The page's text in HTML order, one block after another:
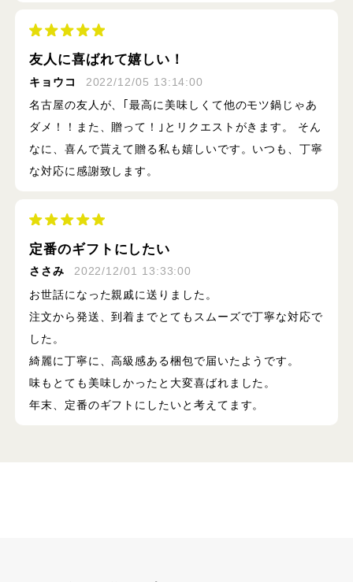
友人に喜ばれて嬉しい！
キョウコ
2022/12/05 13:14:00
名古屋の友人が、｢最高に美味しくて他のモツ鍋じゃあ
ダメ！！また、贈って！｣とリクエストがきます。 そん
なに、喜んで貰えて贈る私も嬉しいです。いつも、丁寧
な対応に感謝致します。
定番のギフトにしたい
ささみ
2022/12/01 13:33:00
お世話になった親戚に送りました。
注文から発送、到着までとてもスムーズで丁寧な対応で
した。
綺麗に丁寧に、高級感ある梱包で届いたようです。
味もとても美味しかったと大変喜ばれました。
年末、定番のギフトにしたいと考えてます。